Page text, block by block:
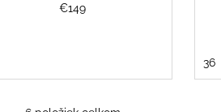
€149
36